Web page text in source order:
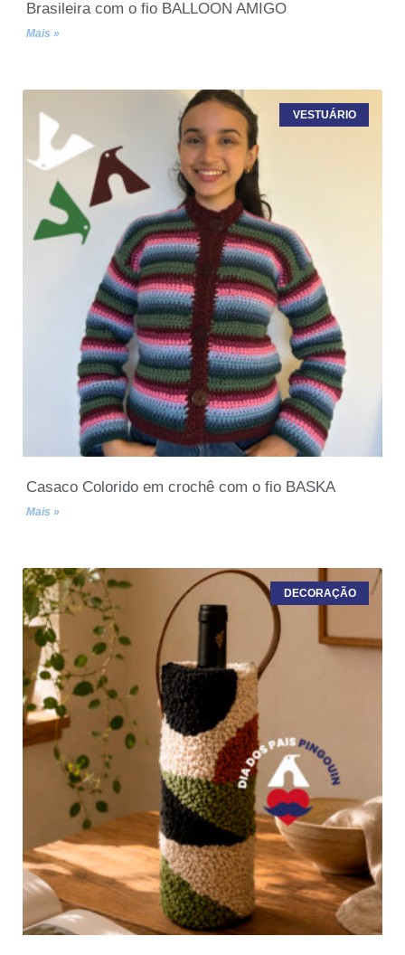
Brasileira com o fio BALLOON AMIGO
Mais »
VESTUÁRIO
Casaco Colorido em crochê com o fio BASKA
Mais »
DECORAÇÃO